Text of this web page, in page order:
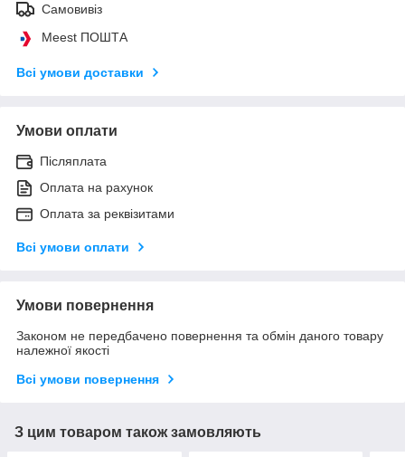
Самовивіз
Meest ПОШТА
Всі умови доставки
Умови оплати
Післяплата
Оплата на рахунок
Оплата за реквізитами
Всі умови оплати
Умови повернення
Законом не передбачено повернення та обмін даного товару
належної якості
Всі умови повернення
З цим товаром також замовляють